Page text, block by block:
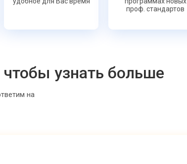
проф. стандартов
чтобы узнать больше
на